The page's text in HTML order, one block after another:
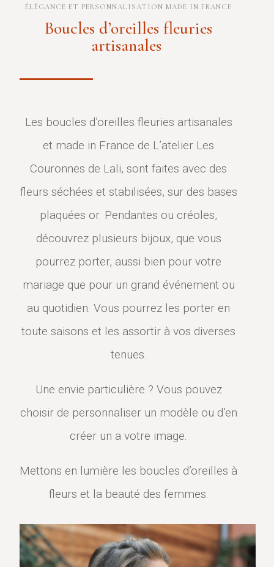
ÉLÉGANCE ET PERSONNALISATION MADE IN FRANCE
Boucles d’oreilles fleuries
artisanales
Les boucles d’oreilles fleuries artisanales
et made in France de L’atelier Les
Couronnes de Lali, sont faites avec des
fleurs séchées et stabilisées, sur des bases
plaquées or. Pendantes ou créoles,
découvrez plusieurs bijoux, que vous
pourrez porter, aussi bien pour votre
mariage que pour un grand événement ou
au quotidien. Vous pourrez les porter en
toute saisons et les assortir à vos diverses
tenues.
Une envie particulière ? Vous pouvez
choisir de personnaliser un modèle ou d’en
créer un a votre image.
Mettons en lumière les boucles d’oreilles à
fleurs et la beauté des femmes.